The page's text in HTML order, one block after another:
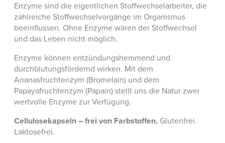
Enzyme sind die eigentlichen Stoffwechselarbeiter, die
zahlreiche Stoffwechselvorgänge im Organismus
beeinflussen. Ohne Enzyme wären der Stoffwechsel
und das Leben nicht möglich.
Enzyme können entzündungshemmend und
durchblutungsfördernd wirken. Mit dem
Ananasfruchtenzym (Bromelain) und dem
Papayafruchtenzym (Papain) stellt uns die Natur zwei
wertvolle Enzyme zur Verfügung.
Cellulosekapseln – frei von Farbstoffen. Glutenfrei.
Laktosefrei.